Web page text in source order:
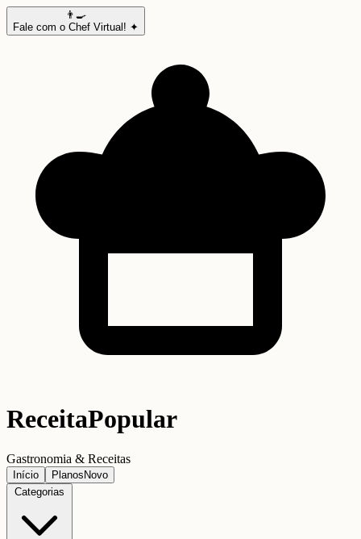
👨‍🍳
Fale com o Chef Virtual! ✦
ReceitaPopular
Gastronomia & Receitas
Início Planos Novo
Categorias